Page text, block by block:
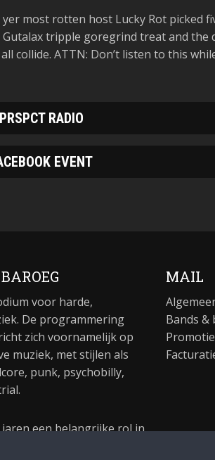
most rotten host Lucky Rot picked
tripple goregrind treat and the
collide. ATTN: Don’t listen to this
PRSPCT RADIO
EVENT
voor harde,
De programmering
zich voornamelijk op
muziek, met stijlen als
punk, psychobilly,
een belangrijke rol in
MAIL
Bands &